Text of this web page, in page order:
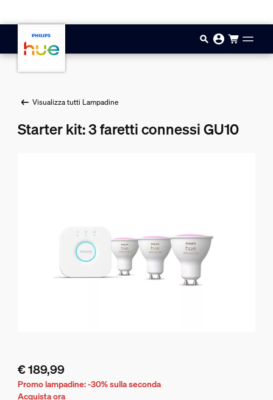
Visualizza tutti Lampadine
Starter kit: 3 faretti connessi GU10
Il prezzo attuale è € 189,99
€ 189,99
Promo lampadine: -30% sulla seconda
Acquista ora